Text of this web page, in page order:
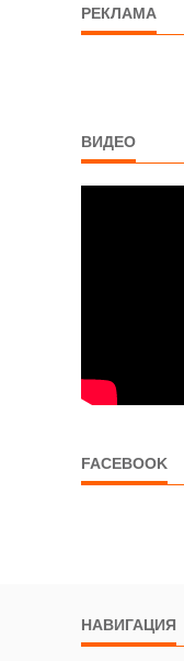
РЕКЛАМА
ВИДЕО
FACEBOOK
НАВИГАЦИЯ